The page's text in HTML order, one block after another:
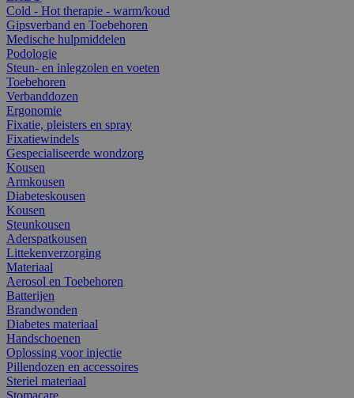
Cold - Hot therapie - warm/koud
Gipsverband en Toebehoren
Medische hulpmiddelen
Podologie
Steun- en inlegzolen en voeten
Toebehoren
Verbanddozen
Ergonomie
Fixatie, pleisters en spray
Fixatiewindels
Gespecialiseerde wondzorg
Kousen
Armkousen
Diabeteskousen
Kousen
Steunkousen
Aderspatkousen
Littekenverzorging
Materiaal
Aerosol en Toebehoren
Batterijen
Brandwonden
Diabetes materiaal
Handschoenen
Oplossing voor injectie
Pillendozen en accessoires
Steriel materiaal
Stomacare